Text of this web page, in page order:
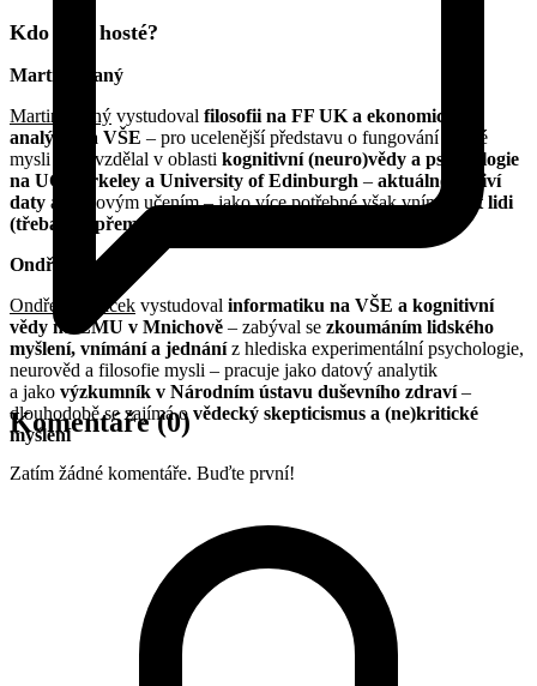
Kdo jsou hosté?
Martin Vraný
Martin Vraný vystudoval filosofii na FF UK a ekonomickou
analýzu na VŠE – pro ucelenější představu o fungování lidské
mysli se dovzdělal v oblasti kognitivní (neuro)vědy a psychologie
na UC Berkeley a University of Edinburgh – aktuálně se živí
daty a strojovým učením – jako více potřebné však vnímá
učit lidi
(třeba jak přemýšlet o vlastním myšlení)
Ondřej Havlíček
Ondřej Havlíček vystudoval informatiku na VŠE a kognitivní
vědy na LMU v Mnichově – zabýval se zkoumáním lidského
myšlení, vnímání a jednáníz hlediska experimentální psychologie,
neurověd a filosofie mysli – pracuje jako datový analytik
a jako výzkumník v Národním ústavu duševního zdraví–
dlouhodobě se zajímá o vědecký skepticismus a (ne)kritické
myšlení
Komentáře(0)
Zatím žádné komentáře. Buďte první!